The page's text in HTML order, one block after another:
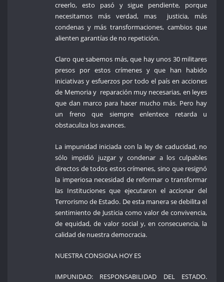
creerlo, esto pasó y sigue pendiente, porque
necesitamos más verdad, mas justicia, más
condenas y más transformaciones, cambios que
alienten garantías de no repetición.
Claro que sabemos más, que hay unos 30 militares
presos por estos crímenes y que han habido
iniciativas y esfuerzos por todo el país en acciones
de Memoria y reparación muy necesarias, en leyes
que dan marco para hacer mucho más. Pero hay
un freno que siempre enlentece retarda u
obstaculiza los avances.
La impunidad iniciada con la ley de caducidad, no
sólo impidió juzgar y condenar a los culpables
directos de todos estos crímenes, sino que resignó
la imperiosa necesidad de reformar o transformar
las Instituciones que ejecutaron el accionar del
Terrorismo de Estado. De esta manera se debilita el
sentimiento de Justicia como valor de convivencia,
de equidad, de valor social y, en consecuencia, la
calidad de nuestra democracia.
NUESTRA CONSIGNA HOY ES
IMPUNIDAD: RESPONSABILIDAD DEL ESTADO.